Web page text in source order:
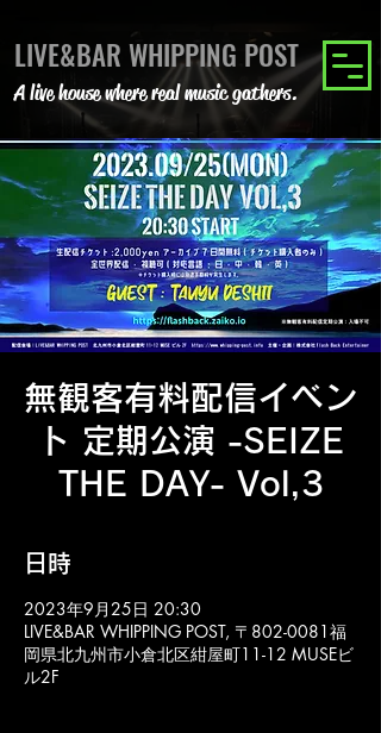
LIVE&BAR WHIPPING POST
A live house where real music gathers.
無観客有料配信イベン
ト 定期公演 -SEIZE
THE DAY- Vol,3
日時
2023年9月25日 20:30
LIVE&BAR WHIPPING POST, 〒802-0081福
岡県北九州市小倉北区紺屋町11-12 MUSEビ
ル2F